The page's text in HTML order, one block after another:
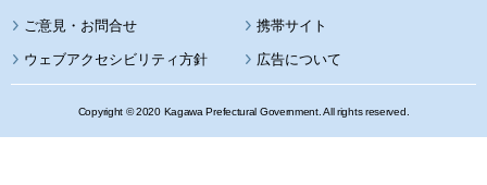
携帯サイト
ウェブアクセシビリティ方針 広告について
Copyright © 2020 Kagawa Prefectural Government. All rights reserved.